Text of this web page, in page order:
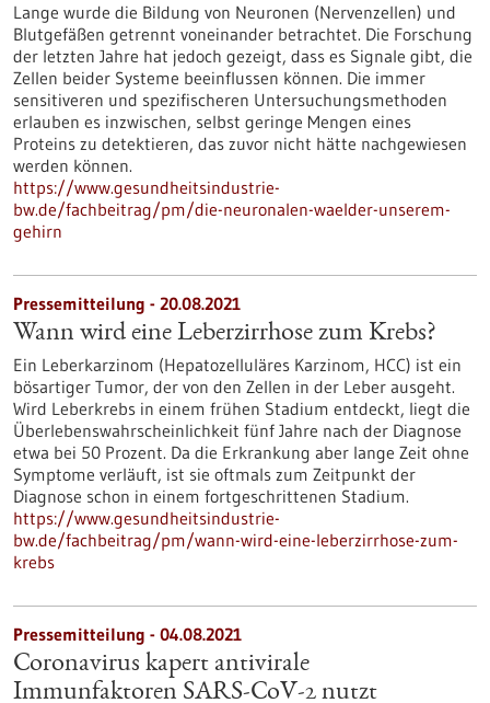
Lange wurde die Bildung von Neuronen (Nervenzellen) und
Blutgefäßen getrennt voneinander betrachtet. Die Forschung
der letzten Jahre hat jedoch gezeigt, dass es Signale gibt, die
Zellen beider Systeme beeinflussen können. Die immer
sensitiveren und spezifischeren Untersuchungsmethoden
erlauben es inzwischen, selbst geringe Mengen eines
Proteins zu detektieren, das zuvor nicht hätte nachgewiesen
werden können.
https://www.gesundheitsindustrie-
bw.de/fachbeitrag/pm/die-neuronalen-waelder-unserem-
gehirn
Pressemitteilung - 20.08.2021
Wann wird eine Leberzirrhose zum Krebs?
Ein Leberkarzinom (Hepatozelluläres Karzinom, HCC) ist ein
bösartiger Tumor, der von den Zellen in der Leber ausgeht.
Wird Leberkrebs in einem frühen Stadium entdeckt, liegt die
Überlebenswahrscheinlichkeit fünf Jahre nach der Diagnose
etwa bei 50 Prozent. Da die Erkrankung aber lange Zeit ohne
Symptome verläuft, ist sie oftmals zum Zeitpunkt der
Diagnose schon in einem fortgeschrittenen Stadium.
https://www.gesundheitsindustrie-
bw.de/fachbeitrag/pm/wann-wird-eine-leberzirrhose-zum-
krebs
Pressemitteilung - 04.08.2021
Coronavirus kapert antivirale
Immunfaktoren SARS-CoV-2 nutzt